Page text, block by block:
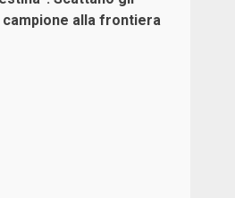
alla frontiera